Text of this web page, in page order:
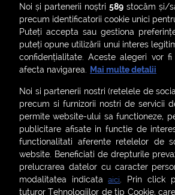
ȘTIRI SMART SHORTS
ASCULTĂ ACUM
Termeni și condiții | Politica de
Contact:
office@smartradio.ro
Noi și partenerii noștri589 stocăm și/
precum identificatorii cookie unici
Puteți accepta sau gestiona
puteți opune utilizării unui interes
confidențialitate. Aceste alegeri vor
afecta navigarea. Mai multe detalii
Noi si partenerii nostri (retelele de
precum si furnizorii nostri de servicii
permite website-ului sa functioneze,
publicitare afisate in functie de
functionalitati aferente retelelor de
website. Beneficiati de drepturile
prelucrarea datelor cu caracter
modalitatea indicataaici. Prin click
tuturor Tehnologiilor de tip Cookie,